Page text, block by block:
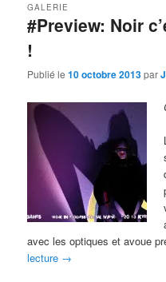
#Preview: Noir
!
GALERIE
Publié le10 octobre 2013par
avec les optiques et avoue
lecture →